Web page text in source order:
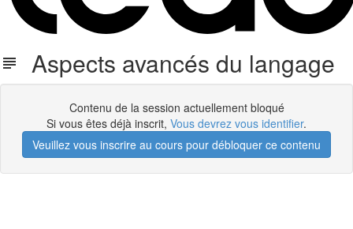
Aspects avancés du langage
Contenu de la session actuellement bloqué
Si vous êtes déjà inscrit, Vous devrez vous identifier.
Veuillez vous inscrire au cours pour débloquer ce contenu